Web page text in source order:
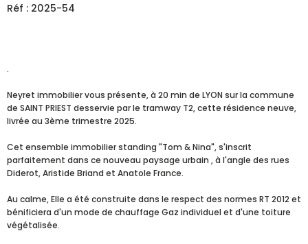
Réf : 2025-54
.
Neyret immobilier vous présente, à 20 min de LYON sur la commune
de SAINT PRIEST desservie par le tramway T2, cette résidence neuve,
livrée au 3ème trimestre 2025.
Cet ensemble immobilier standing "Tom & Nina", s'inscrit
parfaitement dans ce nouveau paysage urbain , à l'angle des rues
Diderot, Aristide Briand et Anatole France.
Au calme, Elle a été construite dans le respect des normes RT 2012 et
bénificiera d'un mode de chauffage Gaz individuel et d'une toiture
végétalisée.